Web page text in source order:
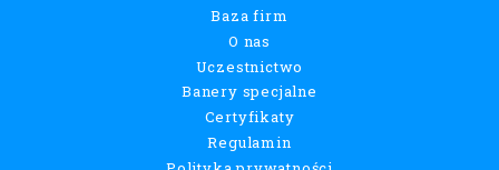
Baza firm
O nas
Uczestnictwo
Banery specjalne
Certyfikaty
Regulamin